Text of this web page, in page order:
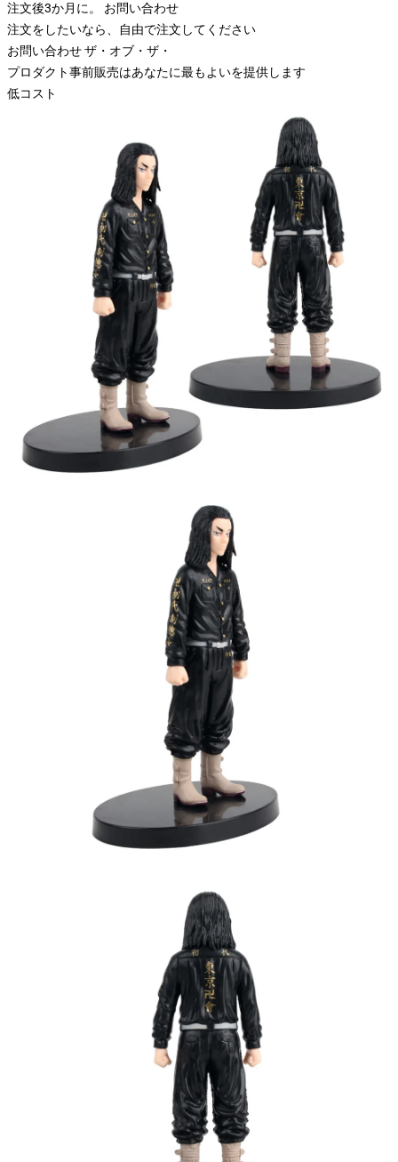
注文後3か月に。 お問い合わせ
注文をしたいなら、自由で注文してください
お問い合わせ ザ・オブ・ザ・
プロダクト事前販売はあなたに最もよいを提供します
低コスト